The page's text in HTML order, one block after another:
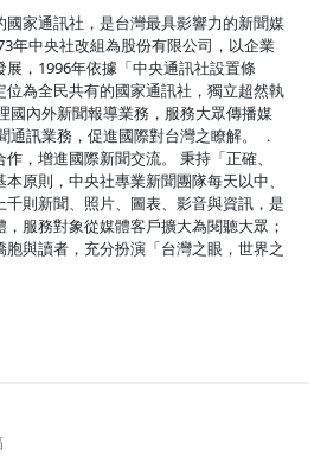
家通訊社，是台灣最具影響力的新聞媒
年中央社改組為股份有限公司，以企業
，1996年依據「中央通訊社設置條
為全民共有的國家通訊社，獨立超然執
國內外新聞報導業務，服務大眾傳播媒
通訊業務，促進國際對台灣之瞭解。 ．
，增進國際新聞交流。 秉持「正確、
原則，中央社專業新聞團隊每天以中、
則新聞、照片、圖表、影音與資訊，是
服務對象從媒體客戶擴大為閱聽大眾；
與讀者，充分扮演「台灣之眼，世界之